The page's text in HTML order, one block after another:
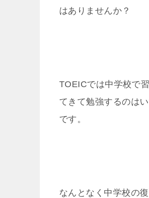
はありませんか？
TOEICでは中学校で
てきて勉強するのは
です。
なんとなく中学校の